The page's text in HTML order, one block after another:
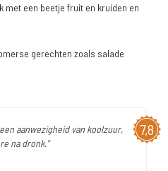
met een beetje fruit en kruiden en
gerechten zoals salade
7,8
aanwezigheid van koolzuur,
na dronk."